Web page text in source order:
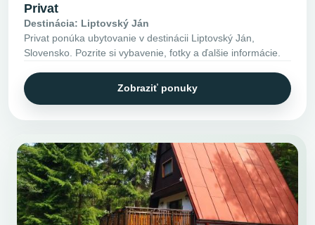
Privat
Destinácia: Liptovský Ján
Privat ponúka ubytovanie v destinácii Liptovský Ján,
Slovensko. Pozrite si vybavenie, fotky a ďalšie informácie.
Zobraziť ponuky